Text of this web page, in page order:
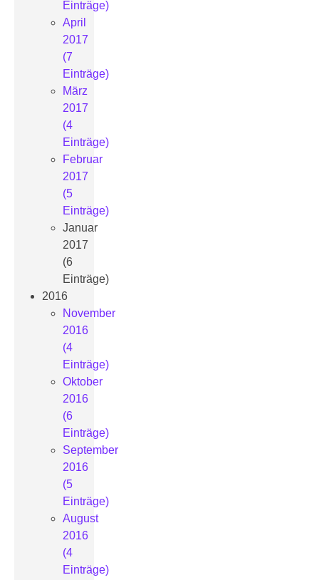
Einträge)
April
2017
(7
Einträge)
März
2017
(4
Einträge)
Februar
2017
(5
Einträge)
Januar
2017
(6
Einträge)
2016
November
2016
(4
Einträge)
Oktober
2016
(6
Einträge)
September
2016
(5
Einträge)
August
2016
(4
Einträge)